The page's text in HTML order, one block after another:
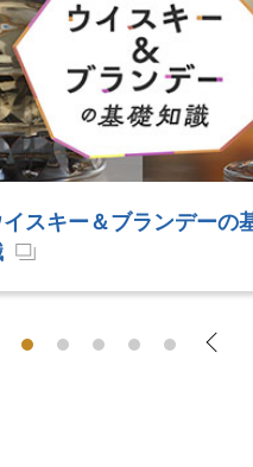
濃醇梅酒おいしい飲み方